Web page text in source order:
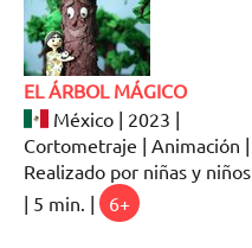
EL ÁRBOL MÁGICO
México | 2023 |
Cortometraje | Animación |
Realizado por niñas y niños
| 5 min. |
6+